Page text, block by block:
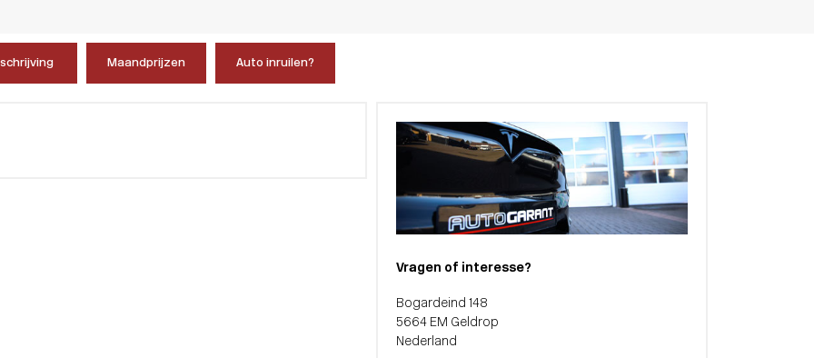
Maandprijzen Auto inruilen?
Vragen of interesse?
Bogardeind 148
5664 EM Geldrop
Nederland